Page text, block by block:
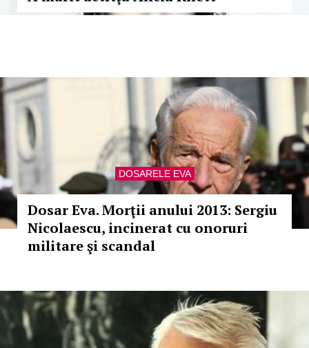
DOSARELE EVA
Dosar Eva. Morţii anului 2013: Sergiu
Nicolaescu, incinerat cu onoruri
militare şi scandal